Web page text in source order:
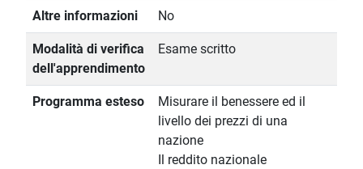
Altre informazioni No
Modalità di verifica
dell'apprendimento
Esame scritto
Programma esteso
Misurare il benessere ed il
livello dei prezzi di una
nazione
Il reddito nazionale